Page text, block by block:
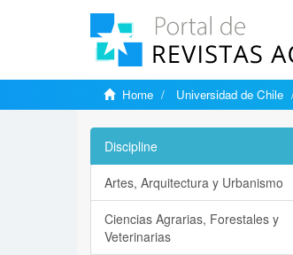
Home Universidad de Chile
Discipline
Artes, Arquitectura y Urbanismo
Ciencias Agrarias, Forestales y
Veterinarias